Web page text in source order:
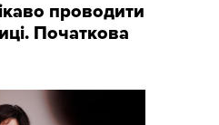
проводити
Початкова